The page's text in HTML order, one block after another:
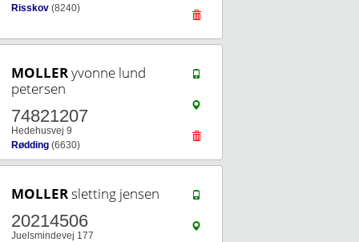
Risskov (8240)
MOLLERyvonne lund
petersen
74821207
Hedehusvej 9
Rødding (6630)
MOLLERsletting jensen
20214506
Juelsmindevej 177